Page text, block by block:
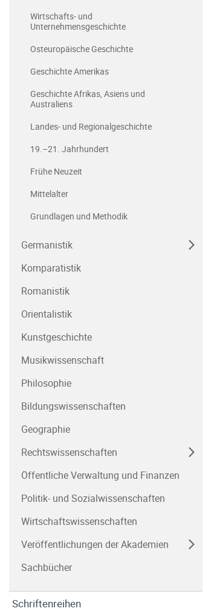
Wirtschafts- und
Unternehmensgeschichte
Osteuropäische Geschichte
Geschichte Amerikas
Geschichte Afrikas, Asiens und
Australiens
Landes- und Regionalgeschichte
19.–21. Jahrhundert
Frühe Neuzeit
Mittelalter
Grundlagen und Methodik
Germanistik
Komparatistik
Romanistik
Orientalistik
Kunstgeschichte
Musikwissenschaft
Philosophie
Bildungswissenschaften
Geographie
Rechtswissenschaften
Öffentliche Verwaltung und Finanzen
Politik- und Sozialwissenschaften
Wirtschaftswissenschaften
Veröffentlichungen der Akademien
Sachbücher
Schriftenreihen